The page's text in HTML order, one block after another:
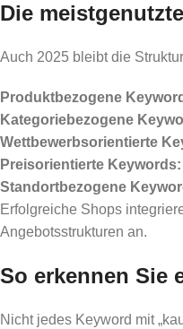
Die
Auch 2025 bleibt die
Produktbezogene
Kategoriebezogene
Wettbewerbsorientierte
Preisorientierte Keywords:
Standortbezogene
Erfolgreiche Shops
Angebotsstrukturen an.
So erkennen Sie
Nicht jedes Keyword mit